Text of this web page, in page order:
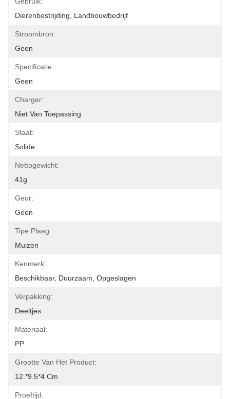
Dierenbestrijding, Landbouwbedrijf
Stroombron:
Geen
Specificatie:
Geen
Charger:
Niet Van Toepassing
Staat:
Solide
Nettogewicht:
41g
Geur:
Geen
Tipe Plaag:
Muizen
Kenmerk:
Beschikbaar, Duurzaam, Opgeslagen
Verpakking:
Deeltjes
Materiaal:
PP
Grootte Van Het Product:
12.*9.5*4 Cm
Proeftijd: